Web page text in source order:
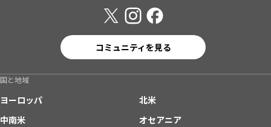
コミュニティを見る
国と地域
ヨーロッパ
北米
中南米
オセアニア